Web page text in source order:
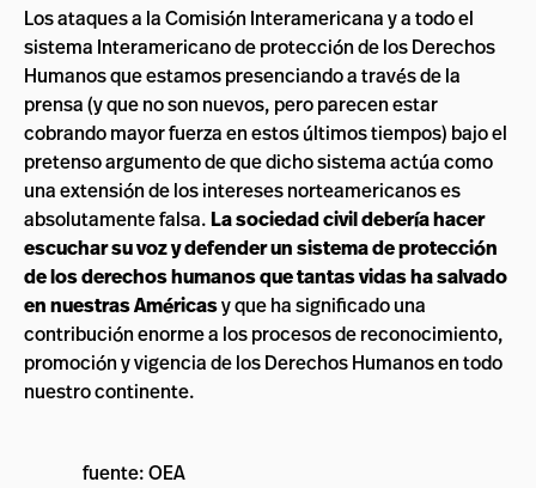
Los ataques a la Comisión Interamericana y a todo el
sistema Interamericano de protección de los Derechos
Humanos que estamos presenciando a través de la
prensa (y que no son nuevos, pero parecen estar
cobrando mayor fuerza en estos últimos tiempos) bajo el
pretenso argumento de que dicho sistema actúa como
una extensión de los intereses norteamericanos es
absolutamente falsa. La sociedad civil debería hacer
escuchar su voz y defender un sistema de protección
de los derechos humanos que tantas vidas ha salvado
en nuestras Américasy que ha significado una
contribución enorme a los procesos de reconocimiento,
promoción y vigencia de los Derechos Humanos en todo
nuestro continente.
fuente: OEA